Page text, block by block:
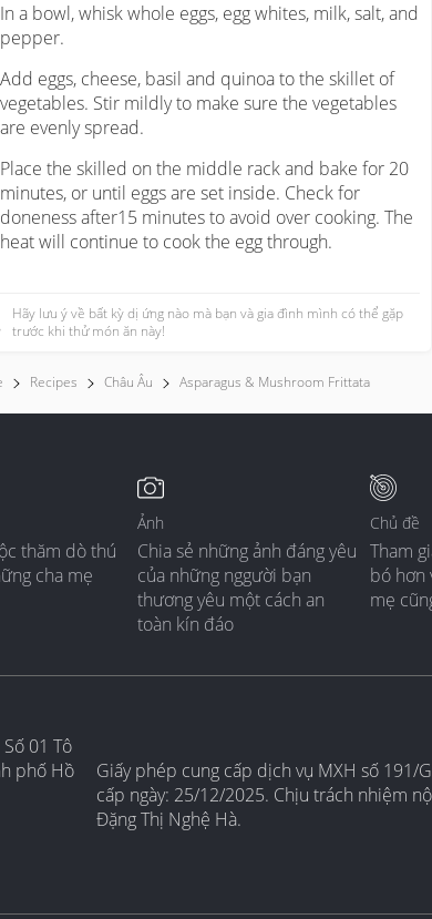
In a bowl, whisk whole eggs, egg whites, milk, salt, and
pepper.
Add eggs, cheese, basil and quinoa to the skillet of
vegetables. Stir mildly to make sure the vegetables
are evenly spread.
Place the skilled on the middle rack and bake for 20
minutes, or until eggs are set inside. Check for
doneness after15 minutes to avoid over cooking. The
heat will continue to cook the egg through.
Hãy lưu ý về bất kỳ dị ứng nào mà bạn và gia đình mình có thể gặp
trước khi thử món ăn này!
Recipes Châu Âu Asparagus & Mushroom Frittata
thăm dò thú
cha mẹ
Ảnh
Chia sẻ những ảnh đáng yêu
của những nggười bạn
thương yêu một cách an
toàn kín đáo
Chủ đề
Tham
bó hơn
mẹ
01 Tô
phố Hồ
Giấy phép cung cấp dịch vụ MXH số 191/
cấp ngày: 25/12/2025. Chịu trách nhiệm
Đặng Thị Nghệ Hà.